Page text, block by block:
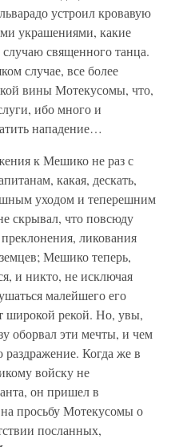
устроил кровавую
украшениями, какие
священного танца.
случае, все более
вины Мотекусомы, что,
ибо много и
нападение…
к Мешико не раз с
какая, дескать,
уходом и теперешним
скрывал, что повсюду
ликования
Мешико теперь,
и никто, не исключая
малейшего его
широкой рекой. Но, увы,
оборвал эти мечты, и чем
раздражение. Когда же в
войску не
он пришел в
просьбу Мотекусомы о
посланных,